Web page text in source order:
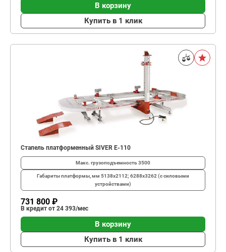
В корзину
Купить в 1 клик
Стапель платформенный SIVER E-110
Макс. грузоподъемность3500
Габариты платформы, мм 5138х2112; 6288х3262 (с силовыми
устройствами)
731 800 ₽
В кредит от 24 393/мес
В корзину
Купить в 1 клик